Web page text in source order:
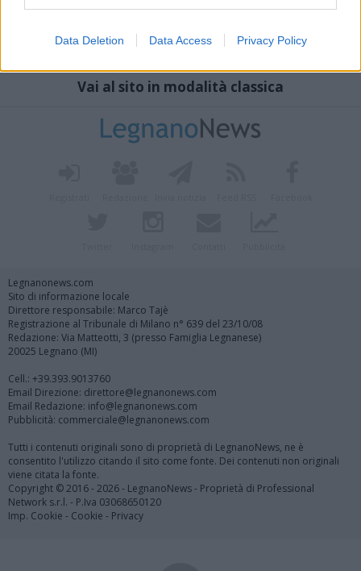
Data Deletion Data Access Privacy Policy
Vai al sito in modalità classica
Legnanonews.com
Sito di informazione locale
Direttore responsabile: Marco Tajè
Registrazione al Tribunale di Milano n° 639 del 23/10/08
Redazione: Via Matteotti, 3 (presso Famiglia Legnanese)
20025 Legnano (MI)
Cell.: +39.393.9013760
Email Direzione: direttore@legnanonews.com
Email Redazione: info@legnanonews.com
Pubblicità: commerciale@legnanonews.com
Tutti i contenuti originali sono di proprietà di LegnanoNews, ne è
consentito l'utilizzo citando il sito come fonte. Dei contenuti non originali
viene citata la fonte.
Copyright © 2016 - 2026 - LegnanoNews - Proprietà di Professional
Network s.r.l. - P.Iva 03068650120
Imp. Cookie - Cookie - Privacy